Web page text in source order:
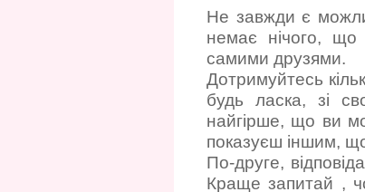
Не завжди є
немає нічого, що
самими друзями.
Дотримуйтесь
будь ласка, зі
найгірше, що ви
показуєш іншим,
По-друге,
Краще запитай ,